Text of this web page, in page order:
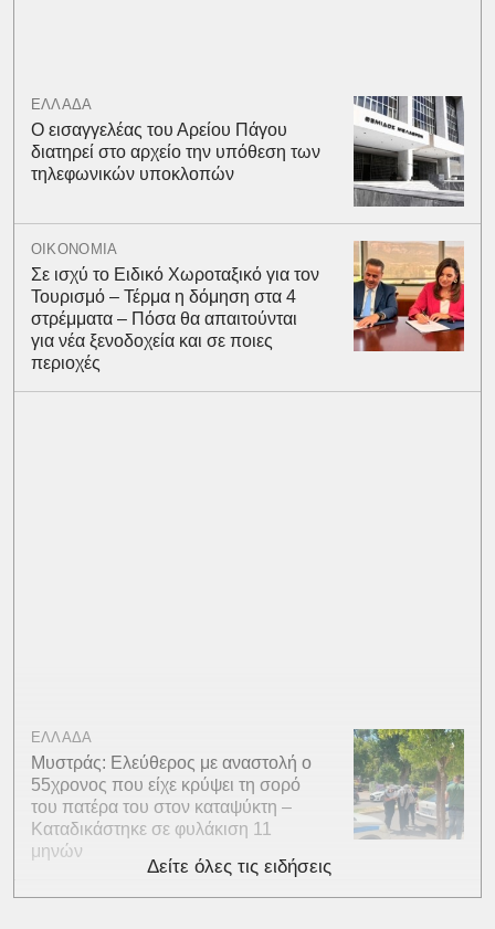
ΕΛΛΑΔΑ
Ο εισαγγελέας του Αρείου Πάγου
διατηρεί στο αρχείο την υπόθεση των
τηλεφωνικών υποκλοπών
ΟΙΚΟΝΟΜΙΑ
Σε ισχύ το Ειδικό Χωροταξικό για τον
Τουρισμό – Τέρμα η δόμηση στα 4
στρέμματα – Πόσα θα απαιτούνται
για νέα ξενοδοχεία και σε ποιες
περιοχές
ΕΛΛΑΔΑ
Μυστράς: Ελεύθερος με αναστολή ο
55χρονος που είχε κρύψει τη σορό
του πατέρα του στον καταψύκτη –
Καταδικάστηκε σε φυλάκιση 11
μηνών
Δείτε όλες τις ειδήσεις